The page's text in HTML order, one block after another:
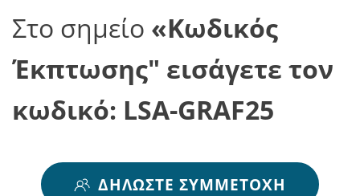
Στο σημείο «Κωδικός
Έκπτωσης" εισάγετε τον
κωδικό: LSA-GRAF25
ΔΗΛΩΣΤΕ ΣΥΜΜΕΤΟΧH